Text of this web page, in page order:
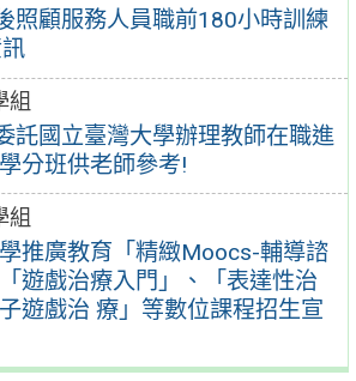
照顧服務人員職前180小時訓練
組
託國立臺灣大學辦理教師在職進
分班供老師參考!
組
推廣教育「精緻Moocs-輔導諮
遊戲治療入門」、「表達性治
遊戲治 療」等數位課程招生宣